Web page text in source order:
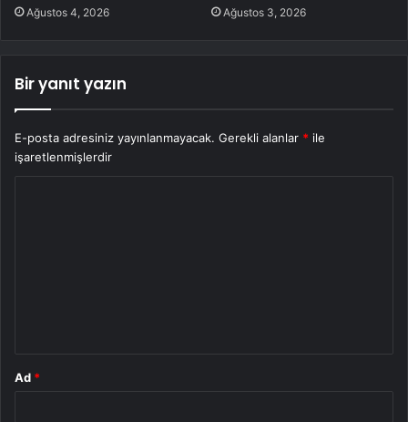
Ağustos 4, 2026 Ağustos 3, 2026
Bir yanıt yazın
E-posta adresiniz yayınlanmayacak. Gerekli alanlar * ile
işaretlenmişlerdir
Ad *